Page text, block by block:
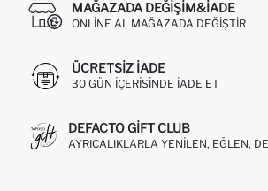
MAĞAZADA DEĞIŞIM&İADE
ONLINE AL MAĞAZADA DEĞIŞTIR
ÜCRETSIZ IADE
30 GÜN IÇERISINDE IADE ET
DEFACTO GIFT CLUB
AYRICALIKLARLA YENILEN, EĞLEN,